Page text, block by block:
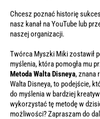
Chcesz poznać historię
nasz kanał naYouTube lub
naszej organizacji.
Twórca Myszki Miki zostawił
myślenia, która pomogła mu
Metoda Walta Disneya, znana
Walta Disneya, to podejście,
do myślenia w bardziej
wykorzystać tę metodę w
możliwości? Zapraszam do